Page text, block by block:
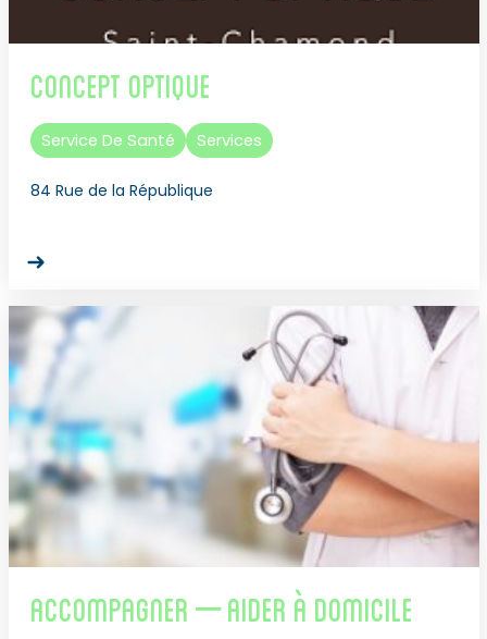
Concept Optique
Service De Santé Services
84 Rue de la République
Accompagner – Aider à domicile